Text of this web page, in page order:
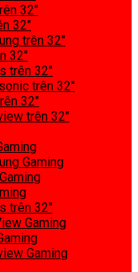
32″
32″
trên 32″
32″
trên 32″
trên 32″
32″
trên 32″
Gaming
trên 32″
Gaming
Gaming